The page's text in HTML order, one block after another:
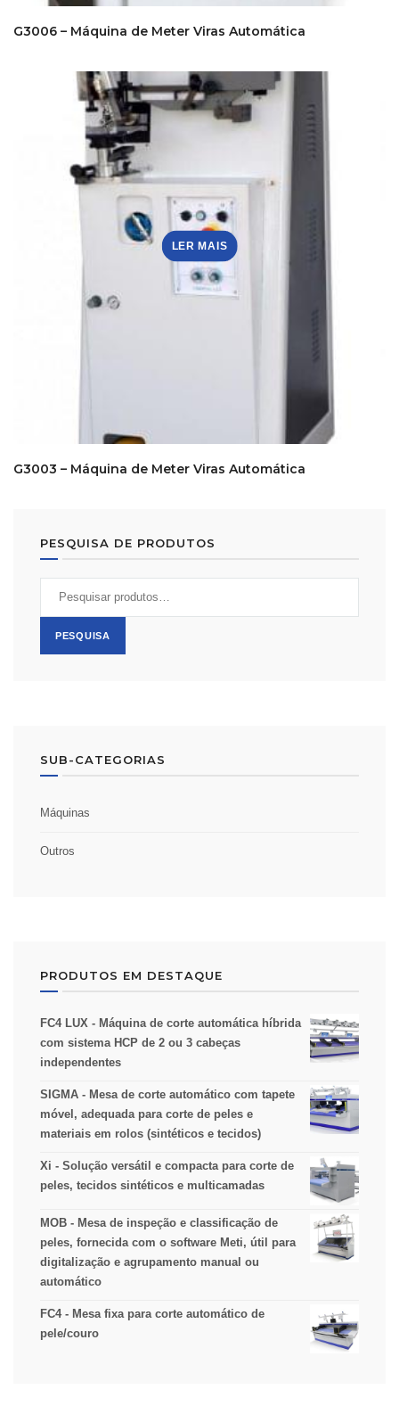
G3006 – Máquina de Meter Viras Automática
G3003 – Máquina de Meter Viras Automática
LER MAIS
PESQUISA DE PRODUTOS
PESQUISA
SUB-CATEGORIAS
Máquinas
Outros
PRODUTOS EM DESTAQUE
FC4 LUX - Máquina de corte automática híbrida
com sistema HCP de 2 ou 3 cabeças
independentes
SIGMA - Mesa de corte automático com tapete
móvel, adequada para corte de peles e
materiais em rolos (sintéticos e tecidos)
Xi - Solução versátil e compacta para corte de
peles, tecidos sintéticos e multicamadas
MOB - Mesa de inspeção e classificação de
peles, fornecida com o software Meti, útil para
digitalização e agrupamento manual ou
automático
FC4 - Mesa fixa para corte automático de
pele/couro